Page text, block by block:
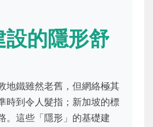
設的隱形舒
地鐵雖然老舊，但網絡極其
時到令人髮指；新加坡的標
。這些「隱形」的基礎建